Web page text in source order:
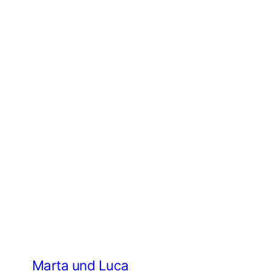
Marta und Luca